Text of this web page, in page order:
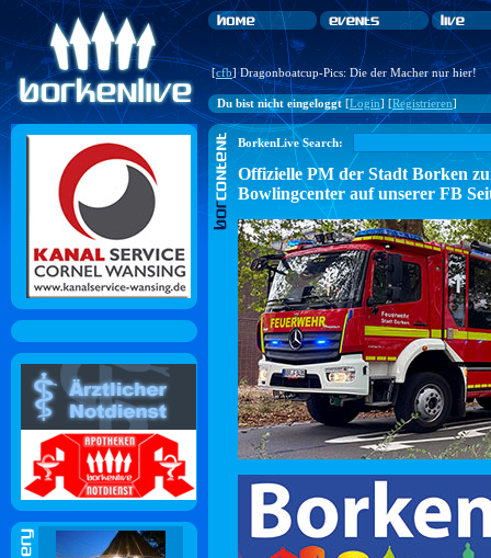
[cfb] Dragonboatcup-Pics: Die der Macher nur hier!
Du bist nicht eingeloggt[Login] [Registrieren]
BorkenLive Search:
Offizielle PM der Stadt Borken
Bowlingcenter auf unserer FB